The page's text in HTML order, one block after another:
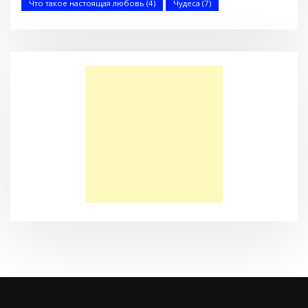
Что такое настоящая любовь (4) Чудеса (7)